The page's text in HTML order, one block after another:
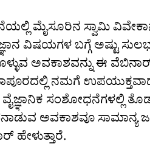
ಮೈಸೂರಿನ ಸ್ವಾಮಿ
ವಿಷಯಗಳ ಬಗ್ಗೆ ಅಷ್ಟು
ಅವಕಾಶವನ್ನು ಈ
ನಮಗೆ
ಸಂಶೋಧನೆಗಳಲ್ಲಿ
ಅವಕಾಶವೂ ಸಾಮಾನ್ಯ
ಹೇಳುತ್ತಾರೆ.